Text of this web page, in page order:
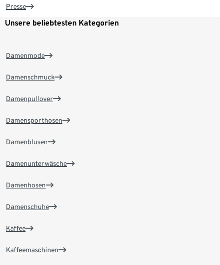
Presse
Unsere beliebtesten Kategorien
Damenmode
Damenschmuck
Damenpullover
Damensporthosen
Damenblusen
Damenunterwäsche
Damenhosen
Damenschuhe
Kaffee
Kaffeemaschinen